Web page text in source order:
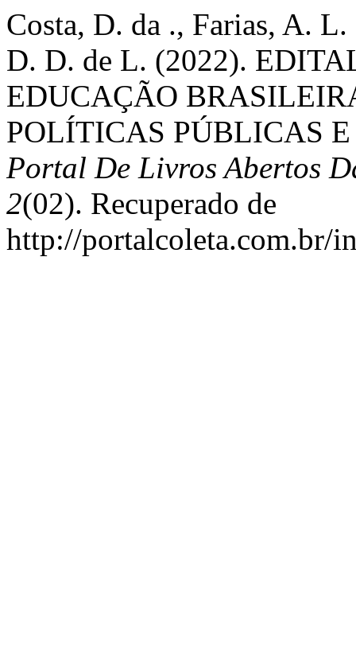
Costa, D. da ., Farias, A.
D. D. de L. (2022).
EDUCAÇÃO
POLÍTICAS PÚBLICAS
Portal De Livros Abertos
2(02). Recuperado de
http://portalcoleta.com.br/